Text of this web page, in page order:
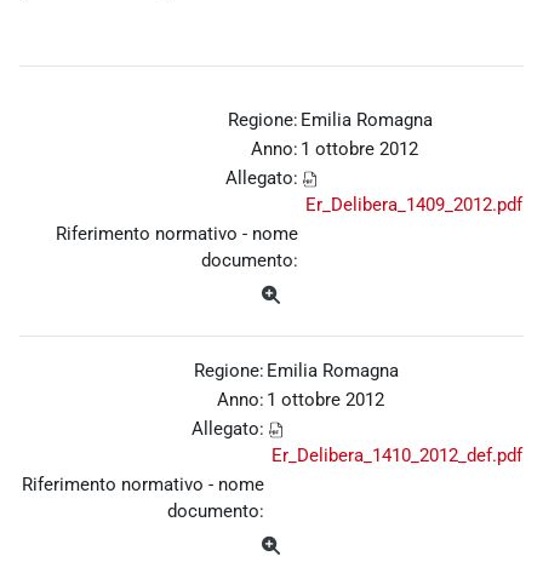
Regione: Emilia Romagna
Anno: 1 ottobre 2012
Allegato:
Er_Delibera_1409_2012.pdf
Riferimento normativo - nome
documento:
Regione: Emilia Romagna
Anno: 1 ottobre 2012
Allegato:
Er_Delibera_1410_2012_def.pdf
Riferimento normativo - nome
documento: